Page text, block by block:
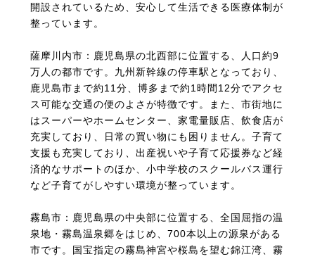
開設されているため、安心して生活できる医療体制が
整っています。
薩摩川内市：鹿児島県の北西部に位置する、人口約9
万人の都市です。九州新幹線の停車駅となっており、
鹿児島市まで約11分、博多まで約1時間12分でアクセ
ス可能な交通の便のよさが特徴です。また、市街地に
はスーパーやホームセンター、家電量販店、飲食店が
充実しており、日常の買い物にも困りません。子育て
支援も充実しており、出産祝いや子育て応援券など経
済的なサポートのほか、小中学校のスクールバス運行
など子育てがしやすい環境が整っています。
霧島市：鹿児島県の中央部に位置する、全国屈指の温
泉地・霧島温泉郷をはじめ、700本以上の源泉がある
市です。国宝指定の霧島神宮や桜島を望む錦江湾、霧